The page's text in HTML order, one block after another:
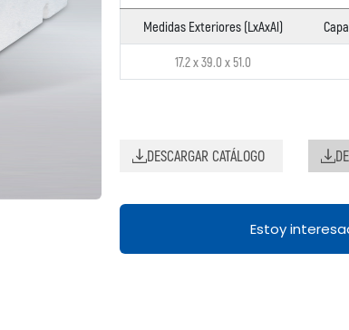
Medidas Exteriores (LxAxAl)
17.2 x 39.0 x 51.0
DESCARGAR CATÁLOGO
Estoy